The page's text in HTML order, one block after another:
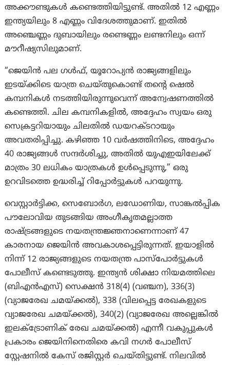
അക്കൗണ്ടുകൾ കണ്ടെത്തിയിട്ടുണ്ട്. അതിൽ 12 എണ്ണം
ഇന്ത്യയിലും 8 എണ്ണം വിദേശത്തുമാണ്. ഇതിൽ
അഞ്ചെണ്ണം ദുബായിലും രണ്ടെണ്ണം ലണ്ടനിലും ഒന്ന്
മൗറീഷ്യസിലുമാണ്.
“ജെയിൻ പല ഗൾഫ്, യൂറോപ്യൻ രാജ്യങ്ങളിലും
ഇടയ്ക്കിടെ യാത്ര ചെയ്തുകൊണ്ട് തന്റെ ഷെൽ
കമ്പനികൾ നടത്തിയിരുന്നുവെന്ന് അന്വേഷണത്തിൽ
കണ്ടെത്തി. ചില കമ്പനികളിൽ, അദ്ദേഹം സ്വയം ഒരു
സെക്രട്ടറിയായും ചിലതിൽ ഡയറക്ടറായും
അവതരിപ്പിച്ചു. കഴിഞ്ഞ 10 വർഷത്തിനിടെ, അദ്ദേഹം
40 രാജ്യങ്ങൾ സന്ദർശിച്ചു, അതിൽ യുഎഇയിലേക്ക്
മാത്രം 30 ലധികം യാത്രകൾ ഉൾപ്പെടുന്നു,” ഒരു
ഉറവിടത്തെ ഉദ്ധരിച്ച് റിപ്പോര്‍ട്ടുകള്‍ പറയുന്നു.
വെസ്റ്റാർട്ടിക്ക, സെബോർഗ, ലഡോണിയ, സാങ്കൽപ്പിക
പൗലോവിയ തുടങ്ങിയ അംഗീകൃതമല്ലാത്ത
രാഷ്ട്രങ്ങളുടെ നയതന്ത്രജ്ഞനാണെന്നാണ് 47
കാരനായ ജെയിൻ അവകാശപ്പെട്ടിരുന്നത്. ഇയാളിൽ
നിന്ന് 12 രാജ്യങ്ങളുടെ നയതന്ത്ര പാസ്‌പോർട്ടുകൾ
പോലീസ് കണ്ടെടുത്തു. ഇന്ത്യൻ ശിക്ഷാ നിയമത്തിലെ
(ബിഎൻഎസ്) സെക്ഷൻ 318(4) (വഞ്ചന), 336(3)
(വ്യാജരേഖ ചമയ്ക്കൽ), 338 (വിലപ്പെട്ട രേഖകളുടെ
വ്യാജരേഖ ചമയ്ക്കൽ), 340(2) (വ്യാജരേഖ അല്ലെങ്കിൽ
ഇലക്ട്രോണിക് രേഖ ചമയ്ക്കൽ) എന്നീ വകുപ്പുകൾ
പ്രകാരം ജെയിനിനെതിരെ കവി നഗർ പോലീസ്
സ്റ്റേഷനിൽ കേസ് രജിസ്റ്റർ ചെയ്തിട്ടുണ്ട്. നിലവിൽ